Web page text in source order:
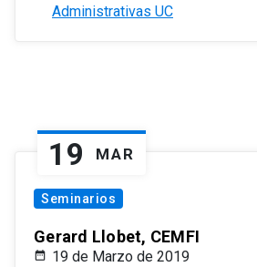
Administrativas UC
19 MAR
Seminarios
Gerard Llobet, CEMFI
19 de Marzo de 2019